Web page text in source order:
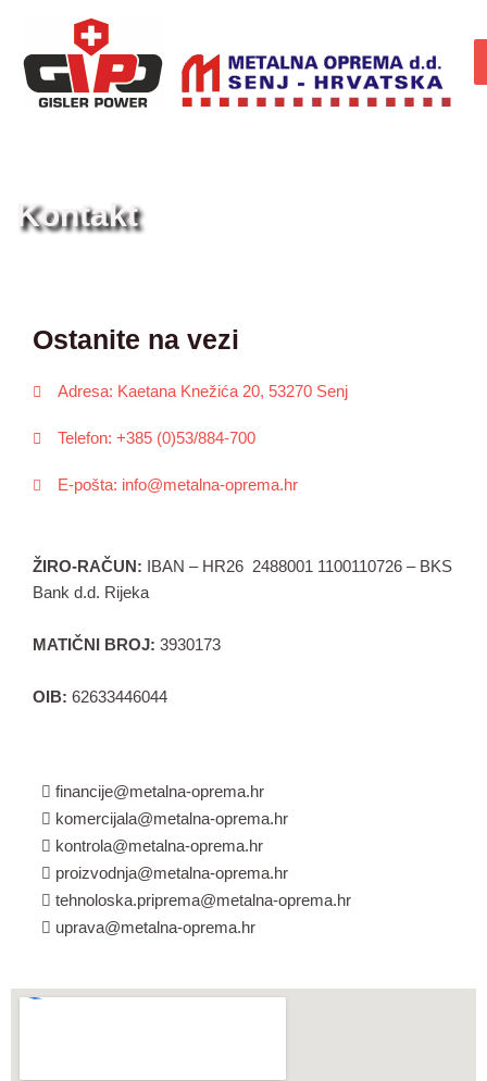
Kontakt
Ostanite na vezi
Adresa: Kaetana Knežića 20, 53270 Senj
Telefon: +385 (0)53/884-700
E-pošta: info@metalna-oprema.hr
ŽIRO-RAČUN:
IBAN – HR26 2488001 1100110726 – BKS
Bank d.d. Rijeka
MATIČNI BROJ: 3930173
OIB: 62633446044
financije@metalna-oprema.hr
komercijala@metalna-oprema.hr
kontrola@metalna-oprema.hr
proizvodnja@metalna-oprema.hr
tehnoloska.priprema@metalna-oprema.hr
uprava@metalna-oprema.hr